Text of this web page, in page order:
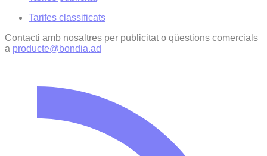
Tarifes classificats
Contacti amb nosaltres per publicitat o qüestions comercials
a producte@bondia.ad